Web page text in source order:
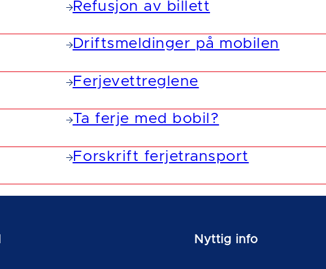
Refusjon av billett
Driftsmeldinger på mobilen
Ferjevettreglene
Ta ferje med bobil?
Forskrift ferjetransport
Nyttig info